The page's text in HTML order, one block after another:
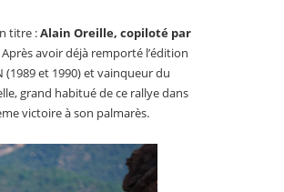
titre :Alain Oreille, copiloté par
avoir déjà remporté l’édition
(1989 et 1990) et vainqueur du
grand habitué de ce rallye dans
victoire à son palmarès.